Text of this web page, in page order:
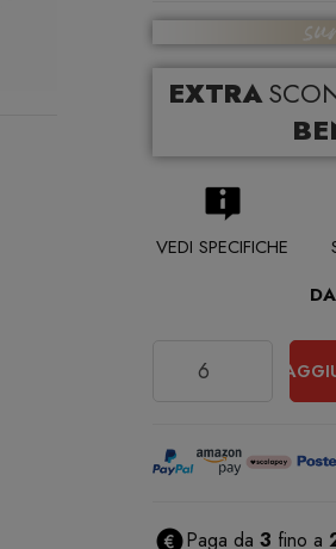
EXTRA
VEDI SPECIFICHE
Paga da 3 fino a